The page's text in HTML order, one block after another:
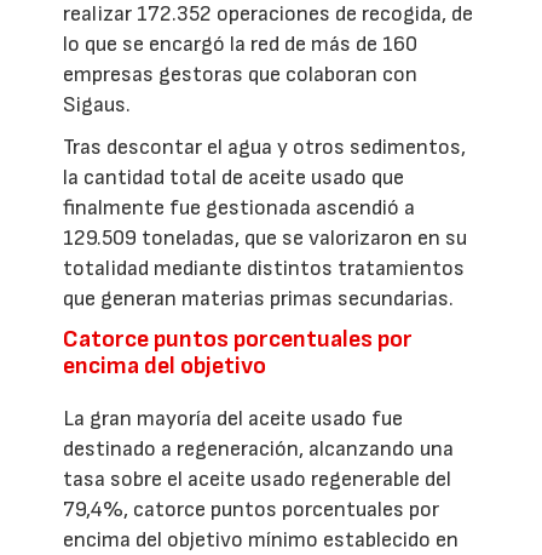
realizar 172.352 operaciones de recogida, de
lo que se encargó la red de más de 160
empresas gestoras que colaboran con
Sigaus.
Tras descontar el agua y otros sedimentos,
la cantidad total de aceite usado que
finalmente fue gestionada ascendió a
129.509 toneladas, que se valorizaron en su
totalidad mediante distintos tratamientos
que generan materias primas secundarias.
Catorce puntos porcentuales por
encima del objetivo
La gran mayoría del aceite usado fue
destinado a regeneración, alcanzando una
tasa sobre el aceite usado regenerable del
79,4%, catorce puntos porcentuales por
encima del objetivo mínimo establecido en